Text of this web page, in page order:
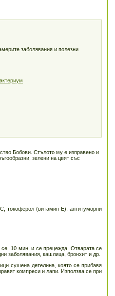
заболявания и полезни
Бобови. Стълото му е изправено и
зелени на цвят със
токоферол (витамин Е), антитуморни
се 10 мин. и се прецежда. Отварата се
заболявания, кашлица, бронхит и др.
сушена детелина, която се прибавя
компреси и лапи. Използва се при